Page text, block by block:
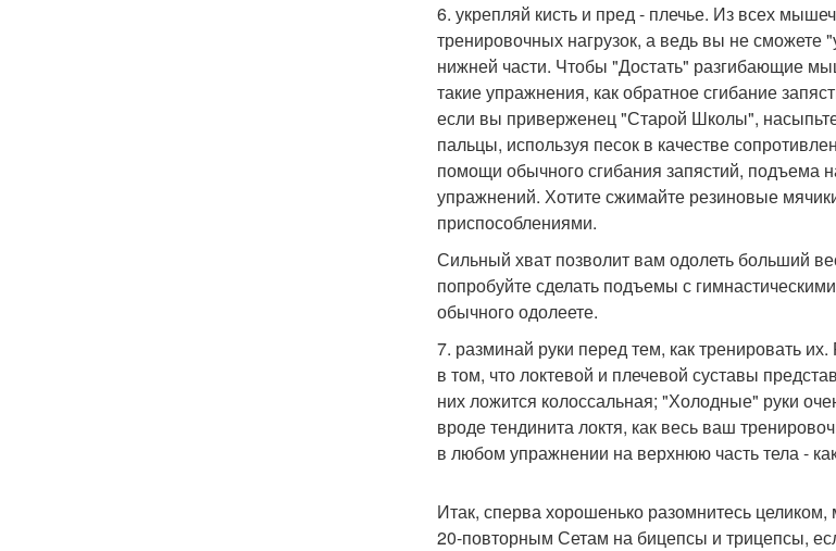
6. укрепляй кисть и пред - плечье. Из всех
тренировочных нагрузок, а ведь вы не сможете
нижней части. Чтобы "Достать" разгибающие
такие упражнения, как обратное сгибание
если вы приверженец "Старой Школы", насыпьте
пальцы, используя песок в качестве
помощи обычного сгибания запястий, подъема
упражнений. Хотите сжимайте резиновые
приспособлениями.
Сильный хват позволит вам одолеть больший
попробуйте сделать подъемы с
обычного одолеете.
7. разминай руки перед тем, как тренировать
в том, что локтевой и плечевой суставы
них ложится колоссальная; "Холодные" руки
вроде тендинита локтя, как весь ваш
в любом упражнении на верхнюю часть тела -
Итак, сперва хорошенько разомнитесь целиком,
20-повторным Сетам на бицепсы и трицепсы,